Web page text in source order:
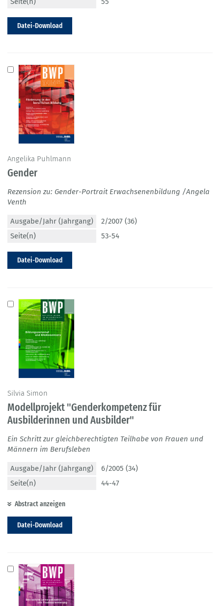
Datei-Download
Angelika Puhlmann
Gender
Rezension zu: Gender-Portrait Erwachsenenbildung /Angela
Venth
Ausgabe/Jahr (Jahrgang)
2/2007 (36)
Seite(n)
53-54
Datei-Download
Silvia Simon
Modellprojekt "Genderkompetenz für
Ausbilderinnen und Ausbilder"
Ein Schritt zur gleichberechtigten Teilhabe von Frauen und
Männern im Berufsleben
Ausgabe/Jahr (Jahrgang)
6/2005 (34)
Seite(n)
44-47
Abstract anzeigen
Datei-Download